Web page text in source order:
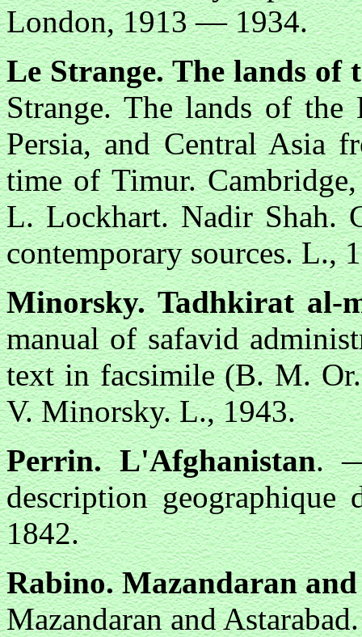
London, 1913 — 1934.
Le Strange. The lands of
Strange. The lands of the
Persia, and Central Asia
time of Timur.
L. Lockhart. Nadir Shah.
contemporary sources. L.,
Minorsky. Tadhkirat al-
manual of safavid
text in facsimile (В. М. Or.
V. Minorsky. L., 1943.
Perrin. L'Afghanistan. —
description geographique
1842.
Rabinо. Mazandaran
Mazandaran and